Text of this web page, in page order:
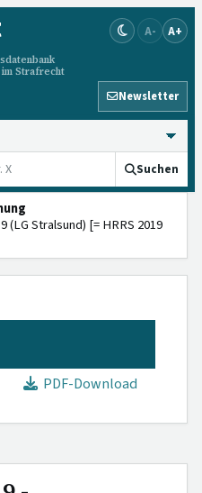
Strafrecht
A- A+
Newsletter
Suchen
(LG Stralsund) [= HRRS 2019
PDF-Download